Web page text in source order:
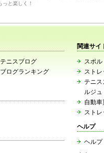
と楽しく！
テニスブログ
ブログランキング
関連サイ
スポル
ストレ
テニス
ルジュ
自動車
スト
ヘルプ
ヘルプ